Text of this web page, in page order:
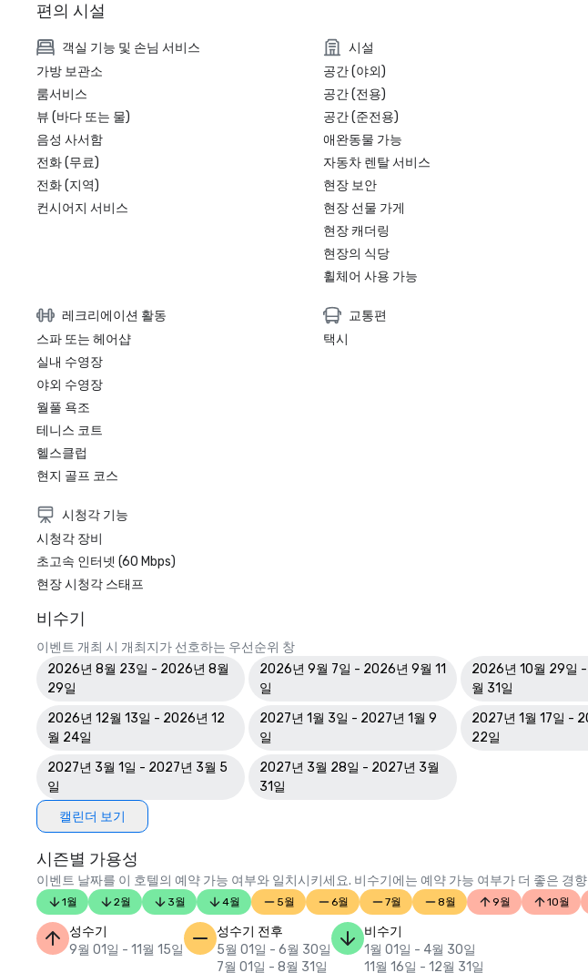
편의 시설
객실 기능 및 손님 서비스
가방 보관소
룸서비스
뷰 (바다 또는 물)
음성 사서함
전화 (무료)
전화 (지역)
컨시어지 서비스
시설
공간 (야외)
공간 (전용)
공간 (준전용)
애완동물 가능
자동차 렌탈 서비스
현장 보안
현장 선물 가게
현장 캐더링
현장의 식당
휠체어 사용 가능
레크리에이션 활동
스파 또는 헤어샵
실내 수영장
야외 수영장
월풀 욕조
테니스 코트
헬스클럽
현지 골프 코스
교통편
택시
시청각 기능
시청각 장비
초고속 인터넷 (60 Mbps)
현장 시청각 스태프
비수기
이벤트 개최 시 개최지가 선호하는 우선순위 창
2026년 8월 23일 - 2026년 8월
29일
2026년 9월 7일 - 2026년 9월 11
일
2026년 10월 29일
월 31일
2026년 12월 13일 - 2026년 12
월 24일
2027년 1월 3일 - 2027년 1월 9
일
2027년 1월 17일 -
22일
2027년 3월 1일 - 2027년 3월 5
일
2027년 3월 28일 - 2027년 3월
31일
캘린더 보기
시즌별 가용성
이벤트 날짜를 이 호텔의 예약 가능 여부와 일치시키세요. 비수기에는 예약 가능 여부가 더 좋은 경
1월 2월 3월 4월 5월 6월 7월 8월 9월 10월
성수기
9월 01일 - 11월 15일
성수기 전후
5월 01일 - 6월 30일
7월 01일 - 8월 31일
비수기
1월 01일 - 4월 30일
11월 16일 - 12월 31일